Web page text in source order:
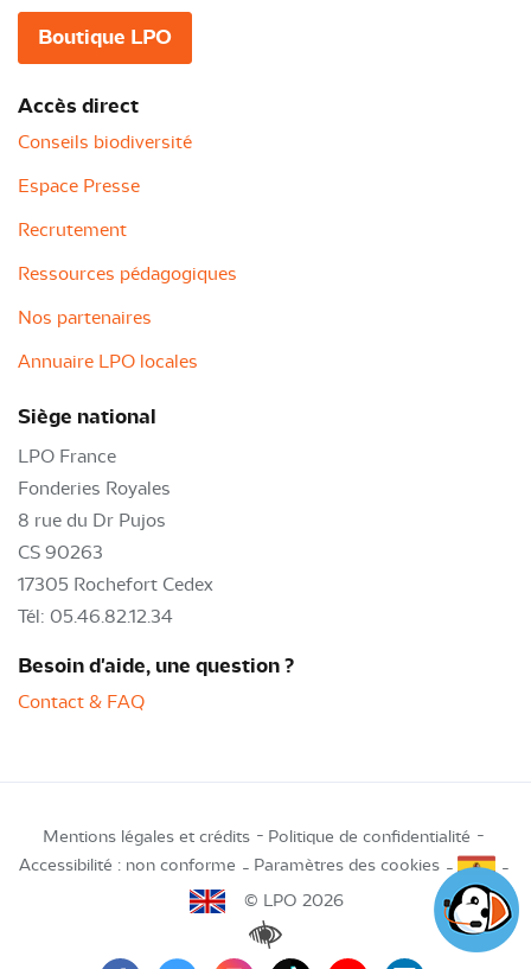
Boutique LPO
Accès direct
Conseils biodiversité
Espace Presse
Recrutement
Ressources pédagogiques
Nos partenaires
Annuaire LPO locales
Siège national
LPO France
Fonderies Royales
8 rue du Dr Pujos
CS 90263
17305 Rochefort Cedex
Tél: 05.46.82.12.34
Besoin d'aide, une question ?
Contact & FAQ
Mentions légales et crédits
Politique de confidentialité
Accessibilité : non conforme
Paramètres des cookies
© LPO 2026
Renforcer les contrastes